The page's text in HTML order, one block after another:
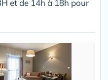
et de 14h à 18h pour